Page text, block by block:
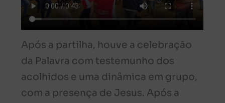
Após a partilha, houve a celebração
da Palavra com testemunho dos
acolhidos e uma dinâmica em grupo,
com a presença de Jesus. Após a